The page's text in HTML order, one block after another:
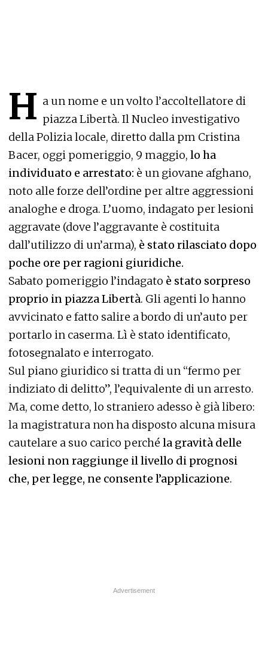
H a un nome e un volto l’accoltellatore di
piazza Libertà. Il Nucleo investigativo
della Polizia locale, diretto dalla pm Cristina
Bacer, oggi pomeriggio, 9 maggio, lo ha
individuato e arrestato: è un giovane afghano,
noto alle forze dell’ordine per altre aggressioni
analoghe e droga. L’uomo, indagato per lesioni
aggravate (dove l’aggravante è costituita
dall’utilizzo di un’arma), è stato rilasciato dopo
poche ore per ragioni giuridiche.
Sabato pomeriggio l’indagato è stato sorpreso
proprio in piazza Libertà. Gli agenti lo hanno
avvicinato e fatto salire a bordo di un’auto per
portarlo in caserma. Lì è stato identificato,
fotosegnalato e interrogato.
Sul piano giuridico si tratta di un “fermo per
indiziato di delitto”, l’equivalente di un arresto.
Ma, come detto, lo straniero adesso è già libero:
la magistratura non ha disposto alcuna misura
cautelare a suo carico perché la gravità delle
lesioni non raggiunge il livello di prognosi
che, per legge, ne consente l’applicazione.